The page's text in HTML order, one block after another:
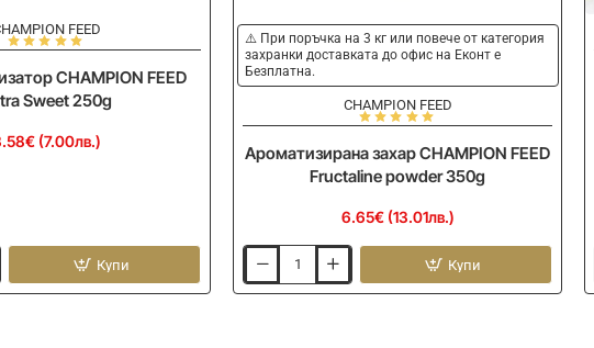
FEED
CHAMPION FEED
Sweet 250g
(7.00лв.)
Купи
⚠️ При поръчка на 3 кг или повече от категория
захранки доставката до офис на Еконт е
Безплатна.
CHAMPION FEED
Ароматизирана захар CHAMPION FEED
Fructaline powder 350g
6.65€ (13.01лв.)
Ароматизирана
захар
Купи